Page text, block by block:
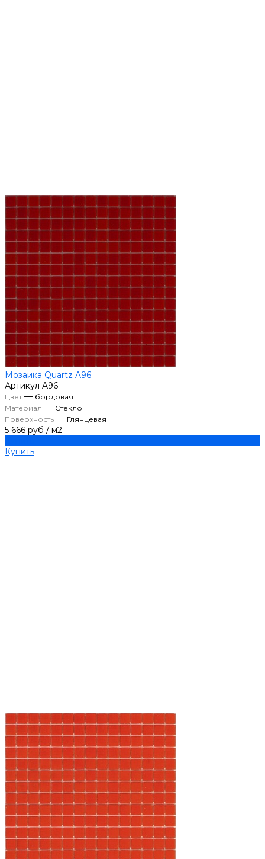
Мозаика Quartz A96
Артикул A96
Цвет— бордовая
Материал — Стекло
Поверхность — Глянцевая
5 666 руб / м2
Купить